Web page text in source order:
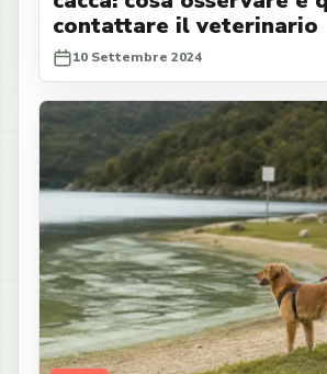
contattare il veterinario
10 Settembre 2024